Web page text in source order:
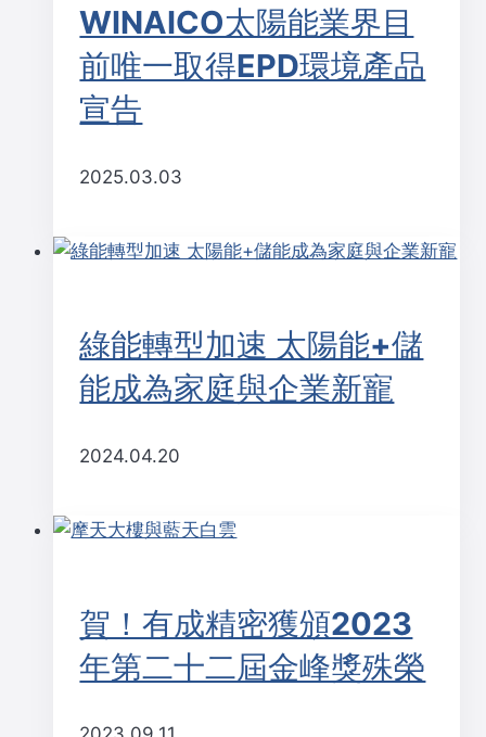
WINAICO太陽能業界目
前唯一取得EPD環境產品
宣告
2025.03.03
綠能轉型加速 太陽能+儲
能成為家庭與企業新寵
2024.04.20
賀！有成精密獲頒2023
年第二十二屆金峰獎殊榮